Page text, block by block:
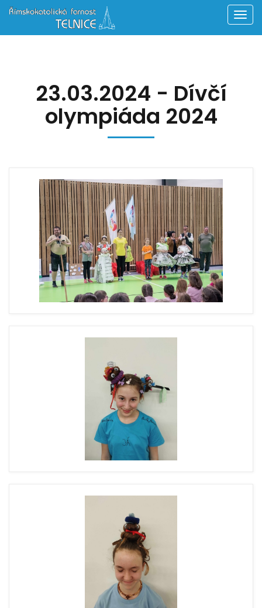
23.03.2024 - Dívčí
olympiáda 2024